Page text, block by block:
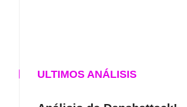
ULTIMOS ANÁLISIS